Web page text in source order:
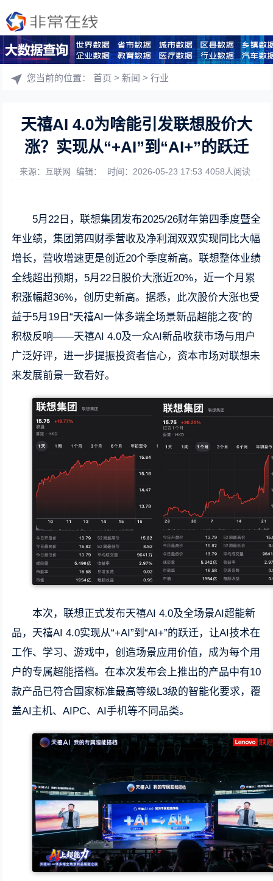
您当前的位置：首页 >新闻 >行业
天禧AI 4.0为啥能引发联想股价大
涨？实现从“+AI”到“AI+”的跃迁
来源：互联网 编辑： 时间：2026-05-23 17:53 4058人阅读
5月22日，联想集团发布2025/26财年第四季度暨全
年业绩，集团第四财季营收及净利润双双实现同比大幅
增长，营收增速更是创近20个季度新高。联想整体业绩
全线超出预期，5月22日股价大涨近20%，近一个月累
积涨幅超36%，创历史新高。据悉，此次股价大涨也受
益于5月19日“天禧AI一体多端全场景新品超能之夜”的
积极反响——天禧AI 4.0及一众AI新品收获市场与用户
广泛好评，进一步提振投资者信心，资本市场对联想未
来发展前景一致看好。
本次，联想正式发布天禧AI 4.0及全场景AI超能新
品，天禧AI 4.0实现从“+AI”到“AI+”的跃迁，让AI技术在
工作、学习、游戏中，创造场景应用价值，成为每个用
户的专属超能搭档。在本次发布会上推出的产品中有10
款产品已符合国家标准最高等级L3级的智能化要求，覆
盖AI主机、AIPC、AI手机等不同品类。